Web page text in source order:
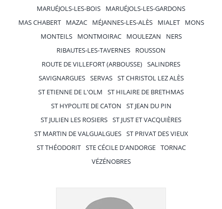
MARUÉJOLS-LES-BOIS
MARUÉJOLS-LES-GARDONS
MAS CHABERT
MAZAC MÉJANNES-LES-ALÈS MIALET
MONS
MONTEILS
MONTMOIRAC MOULEZAN
NERS
RIBAUTES-LES-TAVERNES
ROUSSON
ROUTE DE VILLEFORT (ARBOUSSE) SALINDRES
SAVIGNARGUES SERVAS ST CHRISTOL LEZ ALÈS
ST ETIENNE DE L'OLM
ST HILAIRE DE BRETHMAS
ST HYPOLITE DE CATON
ST JEAN DU PIN
ST JULIEN LES ROSIERS ST JUST ET VACQUIÈRES
ST MARTIN DE VALGUALGUES ST PRIVAT DES VIEUX
ST THÉODORIT STE CÉCILE D'ANDORGE TORNAC
VÉZÉNOBRES